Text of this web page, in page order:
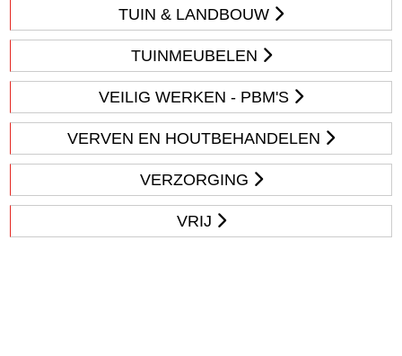
TUIN & LANDBOUW
TUINMEUBELEN
VEILIG WERKEN - PBM'S
VERVEN EN HOUTBEHANDELEN
VERZORGING
VRIJ